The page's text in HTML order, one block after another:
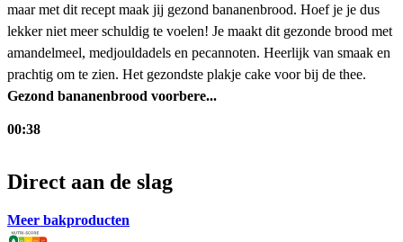
maar met dit recept maak jij gezond bananenbrood. Hoef je je dus
lekker niet meer schuldig te voelen! Je maakt dit gezonde brood met
amandelmeel, medjouldadels en pecannoten. Heerlijk van smaak en
prachtig om te zien. Het gezondste plakje cake voor bij de thee.
Gezond bananenbrood voorbere...
00:38
Direct aan de slag
Meer bakproducten